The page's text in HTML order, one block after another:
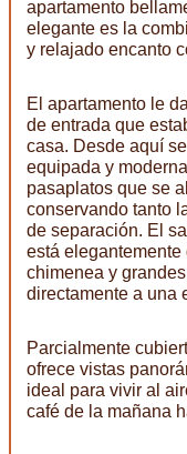
apartamento
elegante es la
y relajado encanto
El apartamento le
de entrada que
casa. Desde aquí
equipada y
pasaplatos que se
conservando tanto
de separación. El
está
chimenea y
directamente a una
Parcialmente
ofrece vistas
ideal para vivir al
café de la mañana